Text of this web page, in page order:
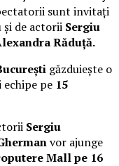
sunt invitați
și de actorii Sergiu
Răduță.
găzduiește o
pe 15
Sergiu
vor ajunge
Mall pe 16